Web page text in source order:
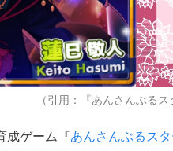
（引用：『あんさんぶるス
成ゲーム『あんさんぶるスタ